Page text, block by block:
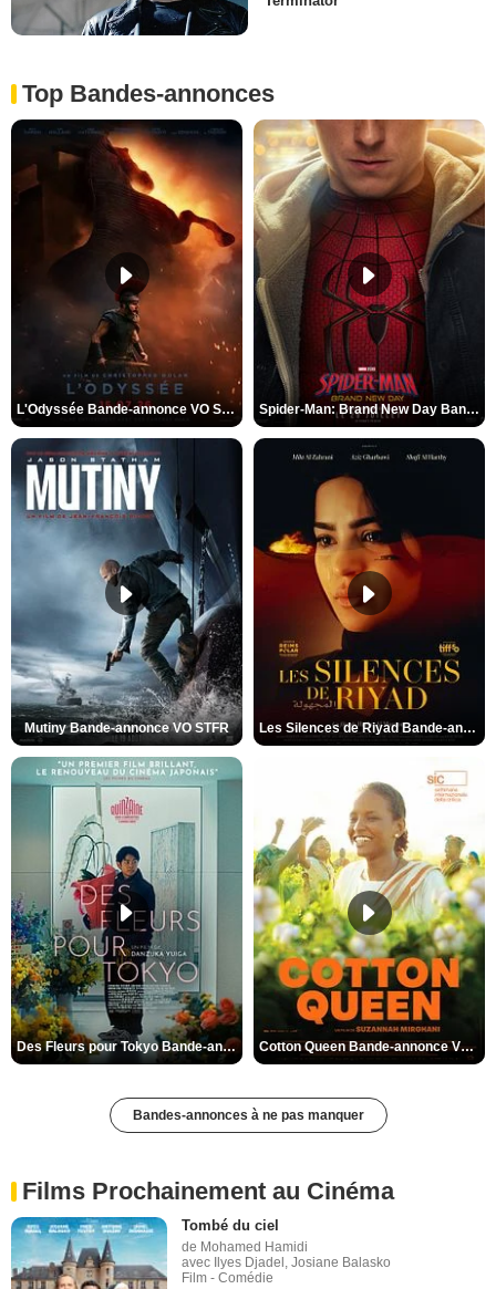
Top Bandes-annonces
L'Odyssée Bande-annonce VO STFR Spider-Man: Brand New Day Bande-annonce VO STFR
Mutiny Bande-annonce VO STFR Les Silences de Riyad Bande-annonce VO STFR
Des Fleurs pour Tokyo Bande-annonce VO STFR Cotton Queen Bande-annonce VO STFR
Bandes-annonces à ne pas manquer
Films Prochainement au Cinéma
Tombé du ciel
de Mohamed Hamidi
avec Ilyes Djadel, Josiane Balasko
Film - Comédie